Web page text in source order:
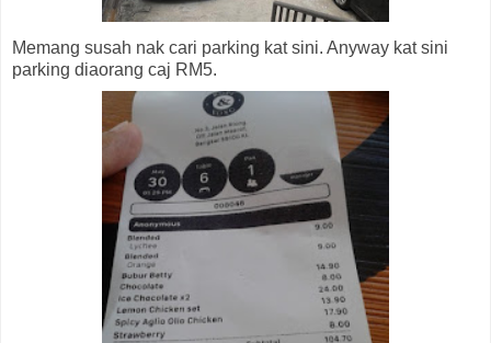
Memang susah nak cari parking kat sini. Anyway kat sini
parking diaorang caj RM5.